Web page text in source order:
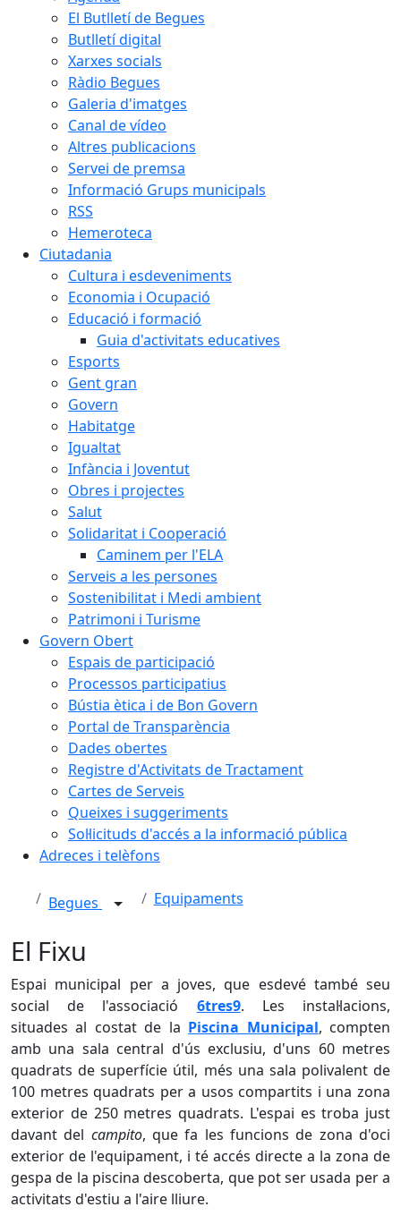
El Butlletí de Begues
Butlletí digital
Xarxes socials
Ràdio Begues
Galeria d'imatges
Canal de vídeo
Altres publicacions
Servei de premsa
Informació Grups municipals
RSS
Hemeroteca
Ciutadania
Cultura i esdeveniments
Economia i Ocupació
Educació i formació
Guia d'activitats educatives
Esports
Gent gran
Govern
Habitatge
Igualtat
Infància i Joventut
Obres i projectes
Salut
Solidaritat i Cooperació
Caminem per l'ELA
Serveis a les persones
Sostenibilitat i Medi ambient
Patrimoni i Turisme
Govern Obert
Espais de participació
Processos participatius
Bústia ètica i de Bon Govern
Portal de Transparència
Dades obertes
Registre d'Activitats de Tractament
Cartes de Serveis
Queixes i suggeriments
Sol·licituds d'accés a la informació pública
Adreces i telèfons
Begues Equipaments
El Fixu
Espai municipal per a joves, que esdevé també seu
social de l'associació 6tres9. Les instal·lacions,
situades al costat de la Piscina Municipal, compten
amb una sala central d'ús exclusiu, d'uns 60 metres
quadrats de superfície útil, més una sala polivalent de
100 metres quadrats per a usos compartits i una zona
exterior de 250 metres quadrats. L'espai es troba just
davant del campito, que fa les funcions de zona d'oci
exterior de l'equipament, i té accés directe a la zona de
gespa de la piscina descoberta, que pot ser usada per a
activitats d'estiu a l'aire lliure.